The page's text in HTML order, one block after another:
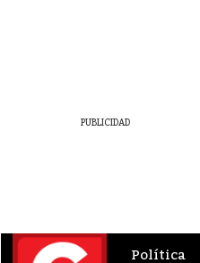
Política